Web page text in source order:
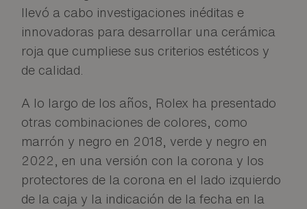
llevó a cabo investigaciones inéditas e
innovadoras para desarrollar una cerámica
roja que cumpliese sus criterios estéticos y
de calidad.
A lo largo de los años, Rolex ha presentado
otras combinaciones de colores, como
marrón y negro en 2018, verde y negro en
2022, en una versión con la corona y los
protectores de la corona en el lado izquierdo
de la caja y la indicación de la fecha en la